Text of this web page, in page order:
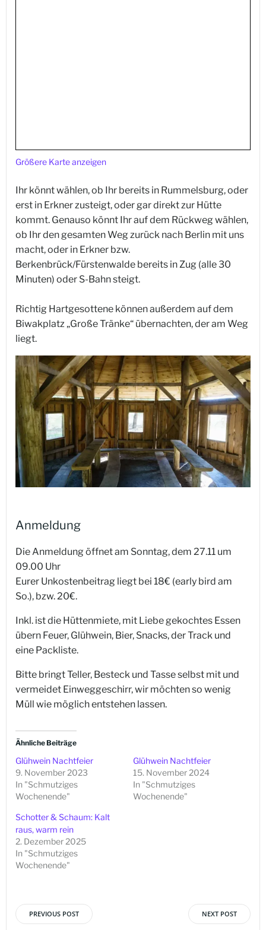
Größere Karte anzeigen
Ihr könnt wählen, ob Ihr bereits in Rummelsburg, oder
erst in Erkner zusteigt, oder gar direkt zur Hütte
kommt. Genauso könnt Ihr auf dem Rückweg wählen,
ob Ihr den gesamten Weg zurück nach Berlin mit uns
macht, oder in Erkner bzw.
Berkenbrück/Fürstenwalde bereits in Zug (alle 30
Minuten) oder S-Bahn steigt.
Richtig Hartgesottene können außerdem auf dem
Biwakplatz „Große Tränke“ übernachten, der am Weg
liegt.
Anmeldung
Die Anmeldung öffnet am Sonntag, dem 27.11 um
09.00 Uhr
Eurer Unkostenbeitrag liegt bei 18€ (early bird am
So.), bzw. 20€.
Inkl. ist die Hüttenmiete, mit Liebe gekochtes Essen
übern Feuer, Glühwein, Bier, Snacks, der Track und
eine Packliste.
Bitte bringt Teller, Besteck und Tasse selbst mit und
vermeidet Einweggeschirr, wir möchten so wenig
Müll wie möglich entstehen lassen.
Ähnliche Beiträge
Glühwein Nachtfeier
9. November 2023
In "Schmutziges
Wochenende"
Glühwein Nachtfeier
15. November 2024
In "Schmutziges
Wochenende"
Schotter & Schaum: Kalt
raus, warm rein
2. Dezember 2025
In "Schmutziges
Wochenende"
PREVIOUS POST NEXT POST